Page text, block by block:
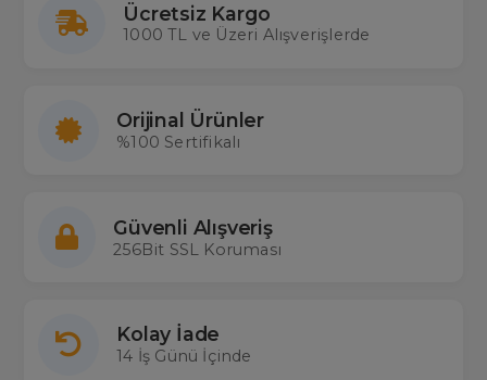
Ücretsiz Kargo
1000 TL ve Üzeri Alışverişlerde
Orijinal Ürünler
%100 Sertifikalı
Güvenli Alışveriş
256Bit SSL Koruması
Kolay İade
14 İş Günü İçinde